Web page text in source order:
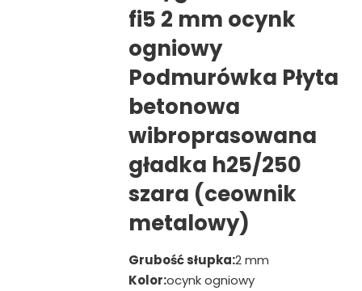
fi5 2 mm ocynk
ogniowy
Podmurówka Płyta
betonowa
wibroprasowana
gładka h25/250
szara (ceownik
metalowy)
Grubość słupka:2 mm
Kolor:ocynk ogniowy